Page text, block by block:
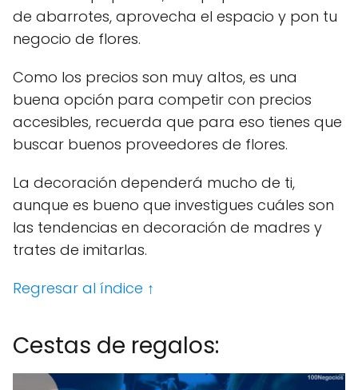
de abarrotes, aprovecha el espacio y pon tu
negocio de flores.
Como los precios son muy altos, es una
buena opción para competir con precios
accesibles, recuerda que para eso tienes que
buscar buenos proveedores de flores.
La decoración dependerá mucho de ti,
aunque es bueno que investigues cuáles son
las tendencias en decoración de madres y
trates de imitarlas.
Regresar al índice ↑
Cestas de regalos: